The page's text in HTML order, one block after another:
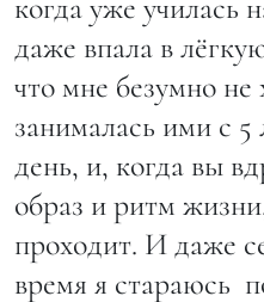
когда уже училась
даже впала в
что мне безумно не
занималась ими с 5
день, и, когда вы
образ и ритм
проходит. И даже
время я стараюсь